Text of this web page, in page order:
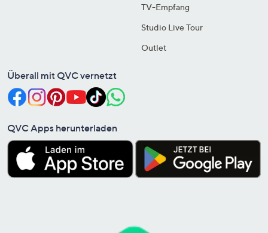
TV-Empfang
Studio Live Tour
Outlet
Überall mit QVC vernetzt
QVC Apps herunterladen